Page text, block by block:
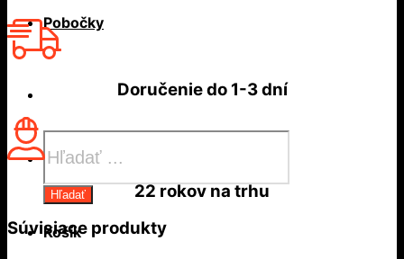
Pobočky
search
Hľadať
Košík
Doručenie do1-3 dní
22 rokovna trhu
Súvisiace produkty